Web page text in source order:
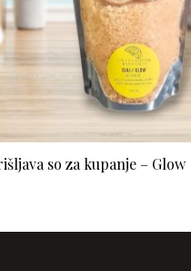
so za kupanje – Glow